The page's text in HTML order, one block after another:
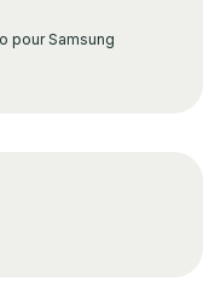
pour Samsung